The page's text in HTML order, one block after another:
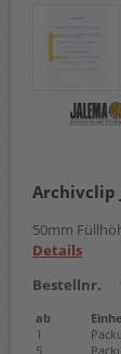
Archivclip
50mm
Details
Bestellnr.
ab
1
5